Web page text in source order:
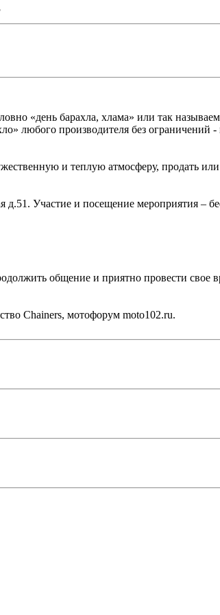
«день барахла, хлама» или так
любого производителя без
и теплую атмосферу, продать
д.51. Участие и посещение мероприятия –
общение и приятно провести
Chainers, мотофорум moto102.ru.